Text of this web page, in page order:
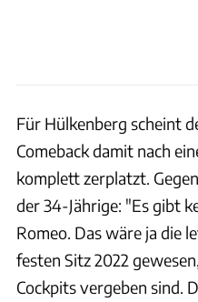
Für Hülkenberg scheint
Comeback damit nach
komplett zerplatzt.
der 34-Jährige: "Es gibt
Romeo. Das wäre ja die
festen Sitz 2022
Cockpits vergeben sind.